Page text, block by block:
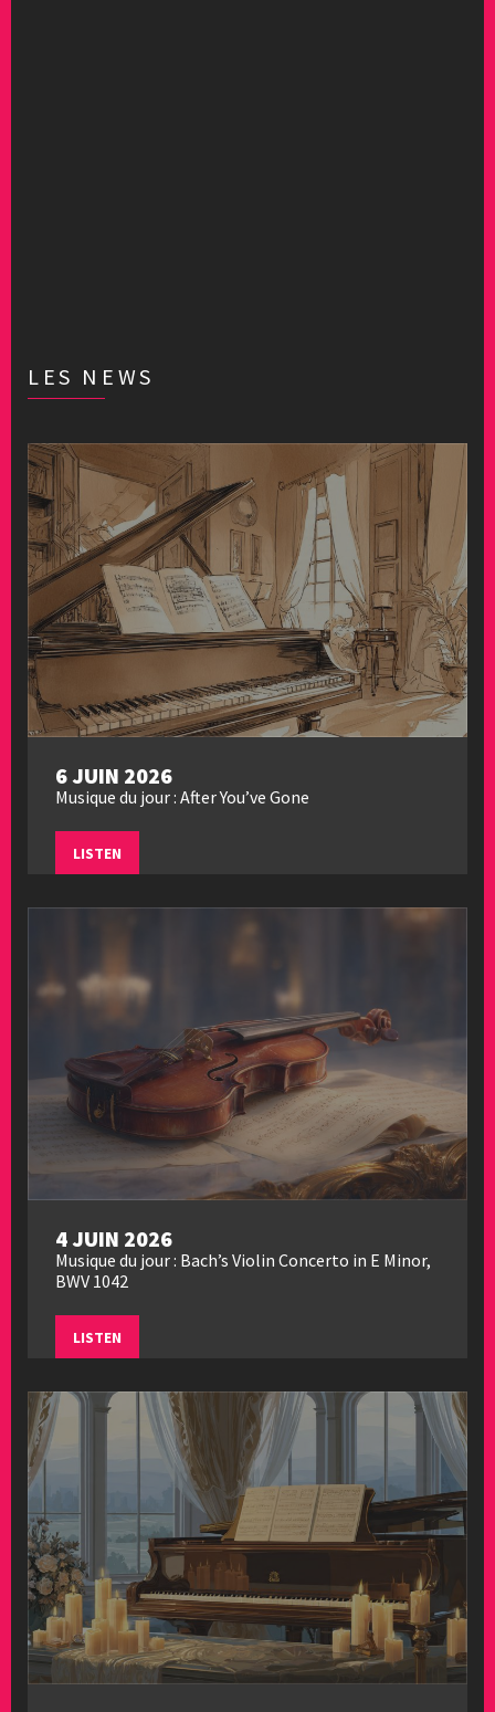
LES NEWS
6 JUIN 2026
Musique du jour : After You’ve Gone
LISTEN
4 JUIN 2026
Musique du jour : Bach’s Violin Concerto in E Minor,
BWV 1042
LISTEN